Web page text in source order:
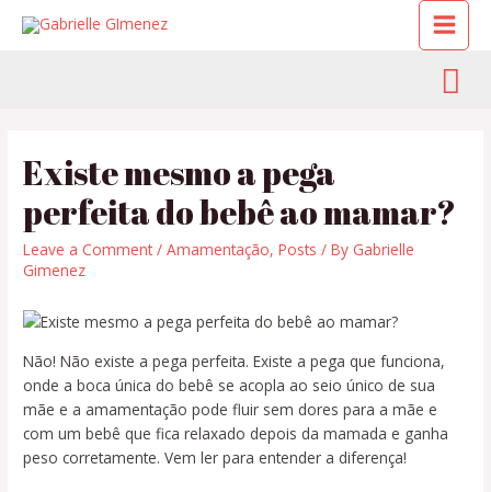
Existe mesmo a pega
perfeita do bebê ao mamar?
Leave a Comment /Amamentação,Posts / By Gabrielle
Gimenez
Não! Não existe a pega perfeita. Existe a pega que funciona,
onde a boca única do bebê se acopla ao seio único de sua
mãe e a amamentação pode fluir sem dores para a mãe e
com um bebê que fica relaxado depois da mamada e ganha
peso corretamente. Vem ler para entender a diferença!